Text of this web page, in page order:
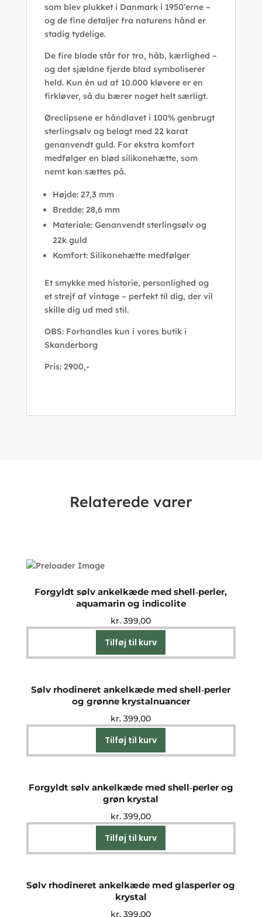
som blev plukket i Danmark i 1950’erne –
og de fine detaljer fra naturens hånd er
stadig tydelige.
De fire blade står for tro, håb, kærlighed –
og det sjældne fjerde blad symboliserer
held. Kun én ud af 10.000 kløvere er en
firkløver, så du bærer noget helt særligt.
Øreclipsene er håndlavet i 100% genbrugt
sterlingsølv og belagt med 22 karat
genanvendt guld. For ekstra komfort
medfølger en blød silikonehætte, som
nemt kan sættes på.
Højde: 27,3 mm
Bredde: 28,6 mm
Materiale: Genanvendt sterlingsølv og
22k guld
Komfort: Silikonehætte medfølger
Et smykke med historie, personlighed og
et strejf af vintage – perfekt til dig, der vil
skille dig ud med stil.
OBS: Forhandles kun i vores butik i
Skanderborg
Pris: 2900,-
Relaterede varer
Forgyldt sølv ankelkæde med shell‑perler,
aquamarin og indicolite
kr. 399,00
Tilføj til kurv
Sølv rhodineret ankelkæde med shell‑perler
og grønne krystalnuancer
kr. 399,00
Tilføj til kurv
Forgyldt sølv ankelkæde med shell‑perler og
grøn krystal
kr. 399,00
Tilføj til kurv
Sølv rhodineret ankelkæde med glasperler og
krystal
kr. 399,00